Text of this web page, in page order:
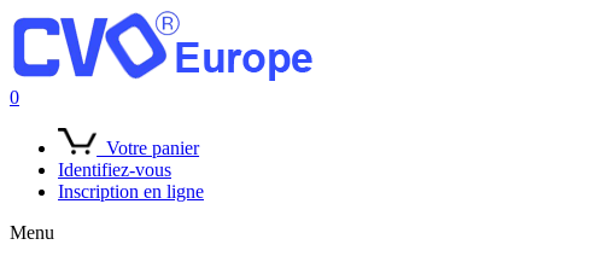
0
Votre panier
Identifiez-vous
Inscription en ligne
Menu